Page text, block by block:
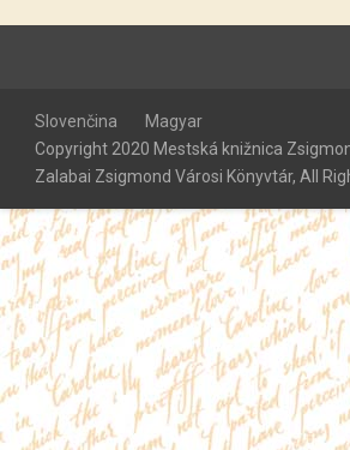
Slovenčina
Magyar
Copyright 2020 Mestská knižnica
Zalabai Zsigmond Városi Könyvtár, All